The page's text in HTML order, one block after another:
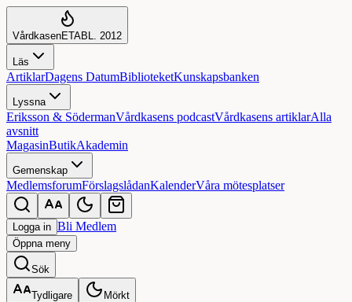
VårdkasenETABL. 2012
Läs
ArtiklarDagens DatumBiblioteketKunskapsbanken
Lyssna
Eriksson & SödermanVårdkasens podcastVårdkasens artiklarAlla
avsnitt
MagasinButikAkademin
Gemenskap
MedlemsforumFörslagslådanKalenderVåra mötesplatser
Logga in Bli Medlem
Öppnameny
Sök
Tydligare Mörkt